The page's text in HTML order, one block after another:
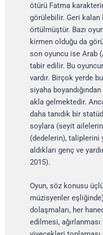
ötürü Fatma
görülebilir. Geri kalan
örtülmüştür. Bazı
kirmen olduğu da
son oyuncu ise Arab
tabir edilir. Bu
vardır. Birçok yerde
siyaha boyandığından
akla gelmektedir.
daha tanıdık bir
soylara (seyit
(dedelerin), taliplerini
aldıkları genç ve
2015).
Oyun, söz konusu
müzisyenler
dolaşmaları, her
edilmesi,